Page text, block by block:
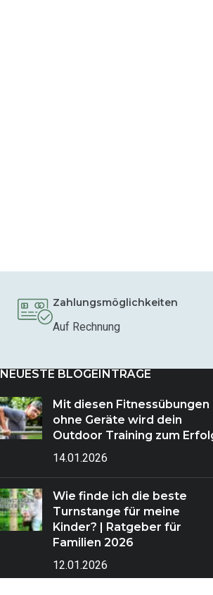
Zahlungsmöglichkeiten
Auf Rechnung
NEUESTE BLOGEINTRÄGE
Mit diesen Fitnessübungen
ohne Geräte wird dein
Outdoor Training zum
14.01.2026
Wie finde ich die beste
Turnstange für meine
Kinder? | Ratgeber für
Familien 2026
12.01.2026